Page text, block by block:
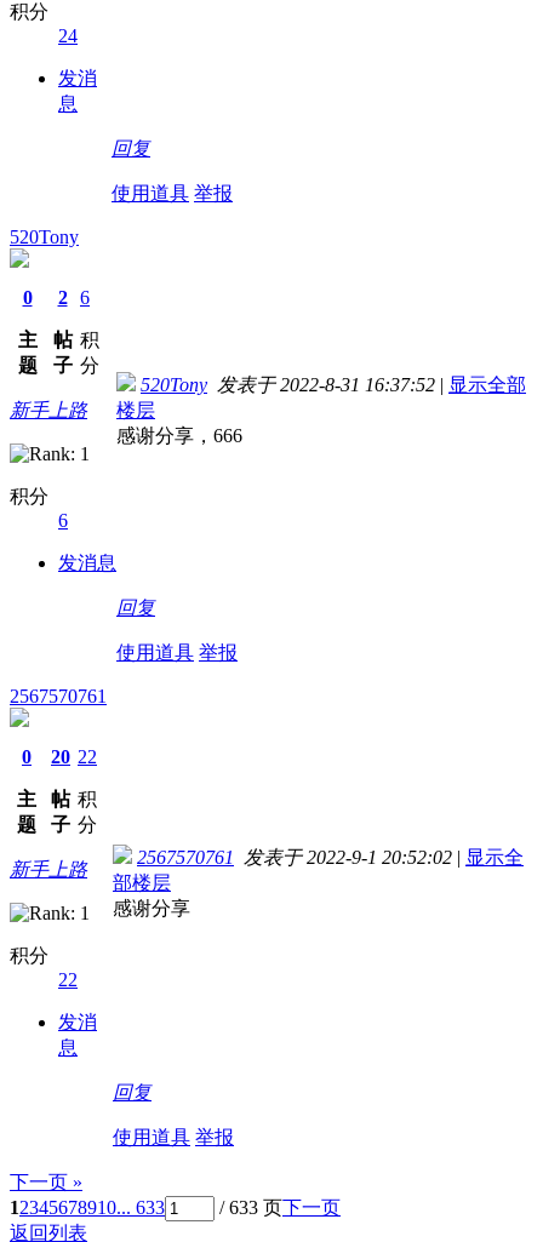
积分
24
发消
息
回复
使用道具 举报
520Tony
0
主
题
2
帖
子
6
积
分
新手上路
积分
6
发消息
520Tony 发表于 2022-8-31 16:37:52 | 显示全部
楼层
感谢分享，666
回复
使用道具 举报
2567570761
0
主
题
20
帖
子
22
积
分
新手上路
积分
22
发消
息
2567570761 发表于 2022-9-1 20:52:02 | 显示全
部楼层
感谢分享
回复
使用道具 举报
下一页 »
12345678910... 633 / 633 页下一页
返回列表